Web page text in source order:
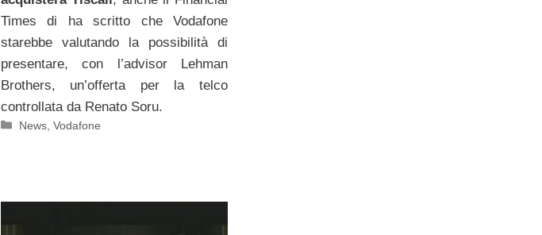
Times di ha scritto che Vodafone
starebbe valutando la possibilità di
presentare, con l’advisor Lehman
Brothers, un’offerta per la telco
controllata da Renato Soru.
Categorie
News ,Vodafone